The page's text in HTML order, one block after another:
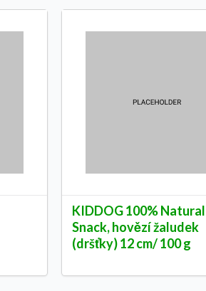
KIDDOG 100% Natural
Snack, hovězí žaludek
(dršťky) 12 cm/ 100 g